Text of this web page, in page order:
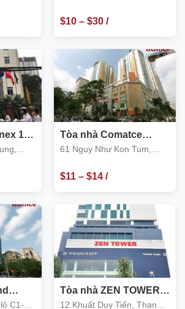
$10– $30/
m2
12,
Tòa nhà Comatce
Tower 61 Ngụy Như
61 Ngụy Như Kon Tum,
$11– $14/
Văn
C1-
Tòa nhà ZEN TOWER,
12 Khuất Duy Tiến,
12 Khuất Duy Tiến, Thanh